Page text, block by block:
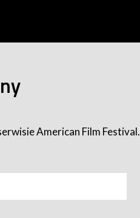
American Film Festival.